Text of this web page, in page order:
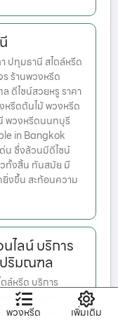
ปทุมธานี สไตล์หรีด
ร้านพวงหรีด
ดีไซน์สวยหรู ราคา
รีดต้นไม้ พวงหรีด
พวงหรีดนนทบุรี
in Bangkok
น ซึ่งล้วนมีดีไซน์
ทั้งสิ้น ทันสมัย มี
งขึ้น สะท้อนความ
ไลน์ บริการ
ปริมณฑล
ล์หรีด บริการ
วงหรีดออนไลน์ จัด
รู ราคาถูก พวงหรีด
พวงหรีด เพิ่มเติม